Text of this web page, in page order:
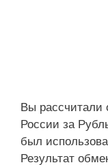
Вы рассчитали
России за
был
Результат